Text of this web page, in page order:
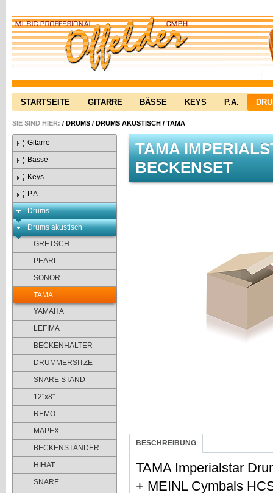
STARTSEITE GITARRE BÄSSE KEYS P.A.
SIE SIND HIER: / DRUMS / DRUMS AKUSTISCH / TAMA
Gitarre
Bässe
Keys
P.A.
Drums
Drums akustisch
GRETSCH
PEARL
SONOR
TAMA
YAMAHA
LEFIMA
BECKENHALTER
DRUMMERSITZE
SNARE STAND
12"x8"
REMO
MAPEX
BECKENSTÄNDER
HIHAT
SNARE
TAMA
BECKENSET
BESCHREIBUNG
TAMA Imperialstar
+ MEINL Cymbals